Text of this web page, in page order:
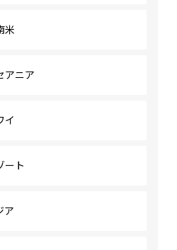
米
アニア
イ
ート
ア